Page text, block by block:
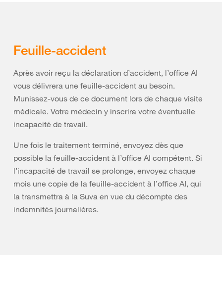
Feuille-accident
Après avoir reçu la déclaration d’accident, l’office AI
vous délivrera une feuille-accident au besoin.
Munissez-vous de ce document lors de chaque visite
médicale. Votre médecin y inscrira votre éventuelle
incapacité de travail.
Une fois le traitement terminé, envoyez dès que
possible la feuille-accident à l’office AI compétent. Si
l’incapacité de travail se prolonge, envoyez chaque
mois une copie de la feuille-accident à l’office AI, qui
la transmettra à la Suva en vue du décompte des
indemnités journalières.